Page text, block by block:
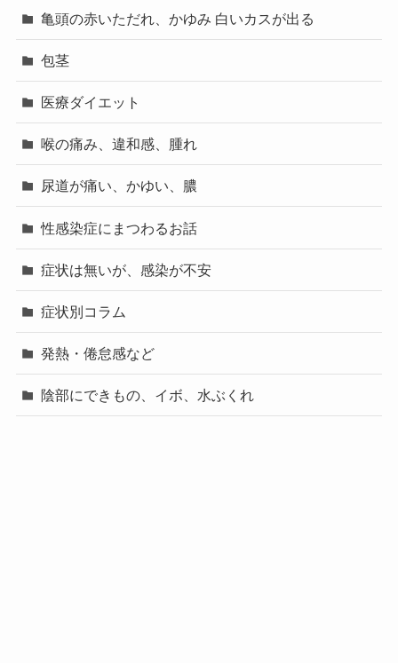
亀頭の赤いただれ、かゆみ 白いカスが出る
包茎
医療ダイエット
喉の痛み、違和感、腫れ
尿道が痛い、かゆい、膿
性感染症にまつわるお話
症状は無いが、感染が不安
症状別コラム
発熱・倦怠感など
陰部にできもの、イボ、水ぶくれ